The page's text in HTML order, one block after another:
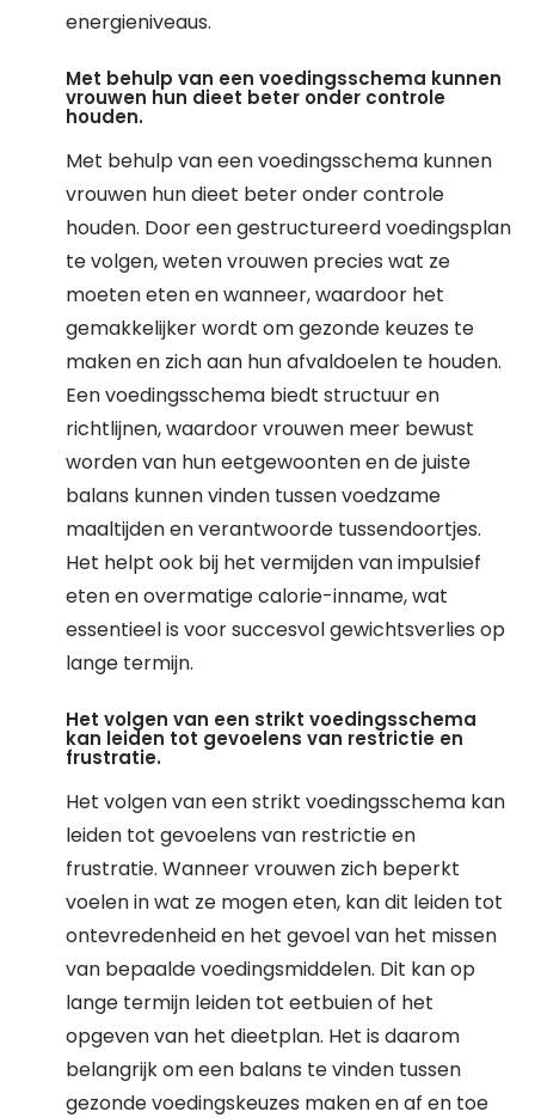
energieniveaus.
Met behulp van een voedingsschema kunnen
vrouwen hun dieet beter onder controle
houden.
Met behulp van een voedingsschema kunnen
vrouwen hun dieet beter onder controle
houden. Door een gestructureerd voedingsplan
te volgen, weten vrouwen precies wat ze
moeten eten en wanneer, waardoor het
gemakkelijker wordt om gezonde keuzes te
maken en zich aan hun afvaldoelen te houden.
Een voedingsschema biedt structuur en
richtlijnen, waardoor vrouwen meer bewust
worden van hun eetgewoonten en de juiste
balans kunnen vinden tussen voedzame
maaltijden en verantwoorde tussendoortjes.
Het helpt ook bij het vermijden van impulsief
eten en overmatige calorie-inname, wat
essentieel is voor succesvol gewichtsverlies op
lange termijn.
Het volgen van een strikt voedingsschema
kan leiden tot gevoelens van restrictie en
frustratie.
Het volgen van een strikt voedingsschema kan
leiden tot gevoelens van restrictie en
frustratie. Wanneer vrouwen zich beperkt
voelen in wat ze mogen eten, kan dit leiden tot
ontevredenheid en het gevoel van het missen
van bepaalde voedingsmiddelen. Dit kan op
lange termijn leiden tot eetbuien of het
opgeven van het dieetplan. Het is daarom
belangrijk om een balans te vinden tussen
gezonde voedingskeuzes maken en af en toe